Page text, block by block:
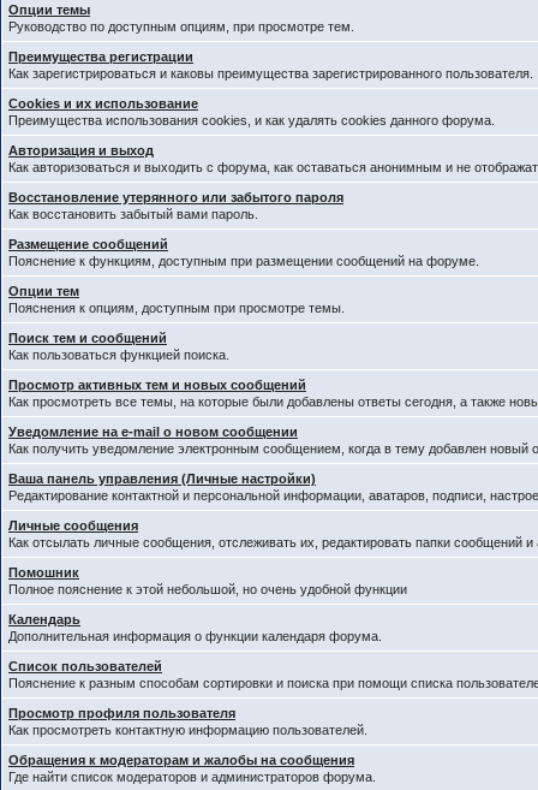
Опции темы
Руководство по доступным опциям, при просмотре тем.
Преимущества регистрации
Как зарегистрироваться и каковы преимущества зарегистрированного пользователя.
Cookies и их использование
Преимущества использования cookies, и как удалять cookies данного форума.
Авторизация и выход
Как авторизоваться и выходить с форума, как оставаться анонимным и не
Восстановление утерянного или забытого пароля
Как восстановить забытый вами пароль.
Размещение сообщений
Пояснение к функциям, доступным при размещении сообщений на форуме.
Опции тем
Пояснения к опциям, доступным при просмотре темы.
Поиск тем и сообщений
Как пользоваться функцией поиска.
Просмотр активных тем и новых сообщений
Как просмотреть все темы, на которые были добавлены ответы сегодня, а также
Уведомление на е-mail о новом сообщении
Как получить уведомление электронным сообщением, когда в тему добавлен новый
Ваша панель управления (Личные настройки)
Редактирование контактной и персональной информации, аватаров, подписи,
Личные сообщения
Как отсылать личные сообщения, отслеживать их, редактировать папки сообщений
Помошник
Полное пояснение к этой небольшой, но очень удобной функции
Календарь
Дополнительная информация о функции календаря форума.
Список пользователей
Пояснение к разным способам сортировки и поиска при помощи списка
Просмотр профиля пользователя
Как просмотреть контактную информацию пользователей.
Обращения к модераторам и жалобы на сообщения
Где найти список модераторов и администраторов форума.